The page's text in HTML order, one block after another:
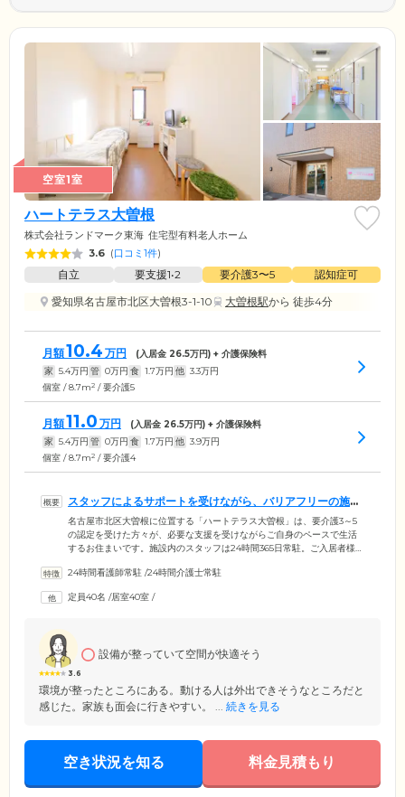
空室1室
ハートテラス大曽根
株式会社ランドマーク東海 住宅型有料老人ホーム
3.6 (口コミ1件)
自立 要支援1•2 要介護3〜5
認知症可
愛知県名古屋市北区大曽根3-1-10
大曽根駅から 徒歩4分
月額10.4 万円 (入居金 26.5万円) + 介護保険料
家 5.4万円 管 0万円 食 1.7万円 他 3.3万円
個室 / 8.7m2 / 要介護5
月額11.0 万円 (入居金 26.5万円) + 介護保険料
家 5.4万円 管 0万円 食 1.7万円 他 3.9万円
個室 / 8.7m2 / 要介護4
スタッフによるサポートを受けながら、バリアフリーの施設
内で過ごせます
名古屋市北区大曽根に位置する「ハートテラス大曽根」は、要介護3～5
の認定を受けた方々が、必要な支援を受けながらご自身のペースで生活
するお住まいです。施設内のスタッフは24時間365日常駐。ご入居者様と
す。さらに夜間の巡回を定期的に行い、ご入居者様の安否確認に努めて
た全室完全個室で、施設内は段差のない完全バリアフリー設計。各所に
24時間看護師常駐 /24時間介護士常駐
定員40名 /居室40室 /
3.6
設備が整っていて空間が快適そう
環境が整ったところにある。動ける人は外出できそうなところだと
感じた。家族も面会に行きやすい。 ... 続きを見る
空き状況を知る 料金見積もり